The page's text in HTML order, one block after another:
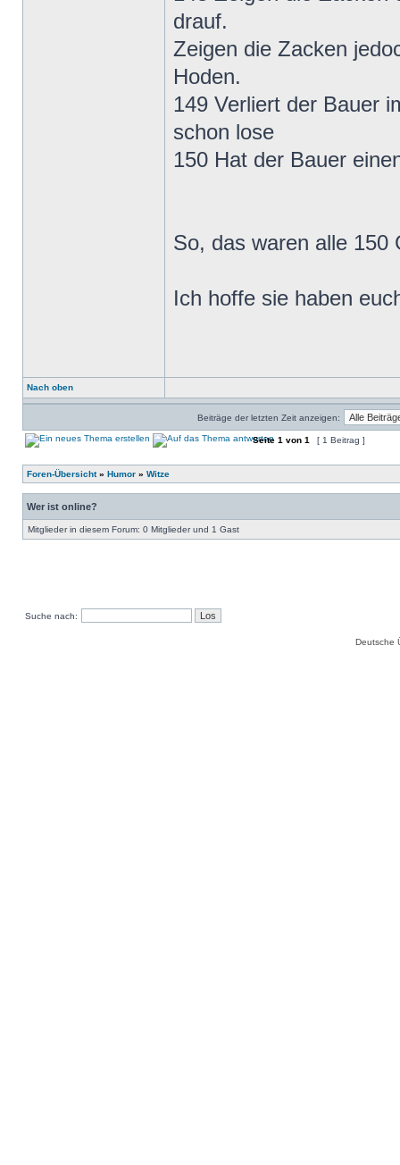
drauf.
Zeigen die Zacken
Hoden.
149 Verliert der Bauer
schon lose
150 Hat der Bauer
So, das waren alle 150
Ich hoffe sie haben
Nach oben
Beiträge der letzten Zeit anzeigen:
Seite 1 von 1 [ 1 Beitrag ]
Foren-Übersicht» Humor » Witze
Wer ist online?
Mitglieder in diesem Forum: 0 Mitglieder und 1 Gast
Suche nach:
Deutsche